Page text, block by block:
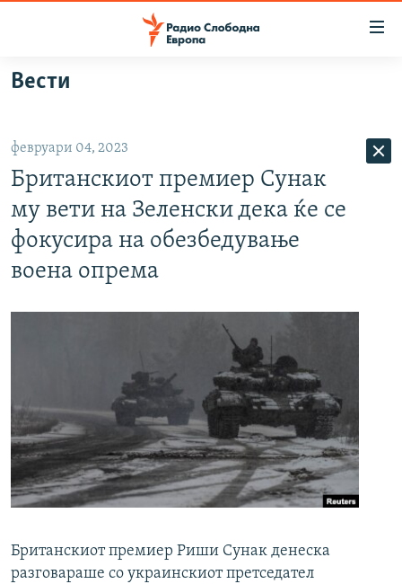
Оди
на
Оди
на
главната
навигација
Премини
на
пребарување
ВИЗУЕЛНО
ВЕСТИ
ШТО ТРЕБА ДА ЗНАЕТЕ
ПРИЈАВИ СЕ ЗА ЊУЗЛЕТЕР
ПОДКАСТ ЗОШТО?
РСЕ веб страници
Вести
февруари 04, 2023
Британскиот премиер Сунак
му вети на Зеленски дека ќе се
фокусира на обезбедување
воена опрема
Британскиот премиер Риши Сунак денеска
разговараше со украинскиот претседател